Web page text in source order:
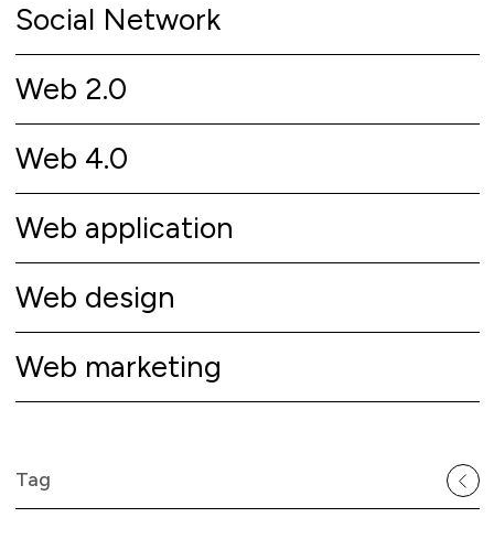
Social Network
Web 2.0
Web 4.0
Web application
Web design
Web marketing
Tag